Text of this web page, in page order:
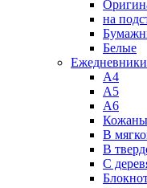
на
Белые
Ежедневники
A4
A5
A6
В
В
С